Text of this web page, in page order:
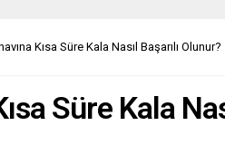
Kısa Süre Kala Nasıl Başarılı Olunur?
Süre Kala